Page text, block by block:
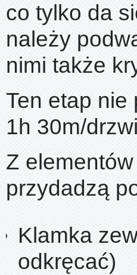
co tylko da
należy
nimi także
Ten etap nie
1h 30m/
Z
przydadzą
Klamka
odkręcać)